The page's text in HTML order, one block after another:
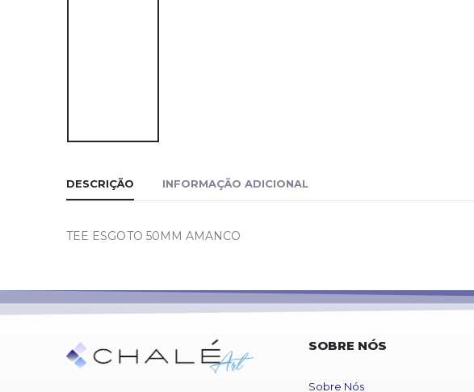
DESCRIÇÃO INFORMAÇÃO ADICIONAL
TEE ESGOTO 50MM AMANCO
SOBRE NÓS
Sobre Nós